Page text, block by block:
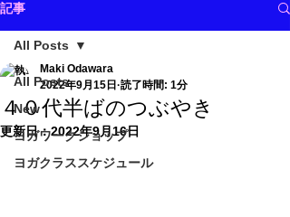
記事
All Posts
New
ヨガワークショップ
ヨガクラススケジュール
All Posts
４０代半ばのつぶやき
Maki Odawara
2022年9月15日 読了時間: 1分
更新日：2022年9月16日